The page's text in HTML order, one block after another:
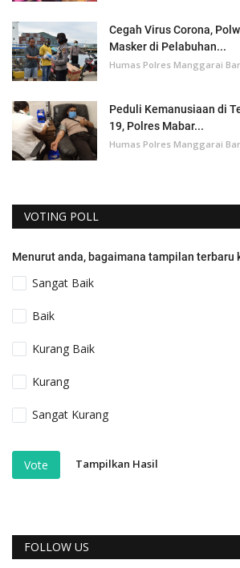
Cegah Virus Corona,
Masker di Pelabuhan...
Humas Polres Manggarai
Peduli Kemanusiaan di
19, Polres Mabar...
Humas Polres Manggarai
VOTING POLL
Menurut anda, bagaimana tampilan terbaru
Sangat Baik
Baik
Kurang Baik
Kurang
Sangat Kurang
Vote Tampilkan Hasil
FOLLOW US